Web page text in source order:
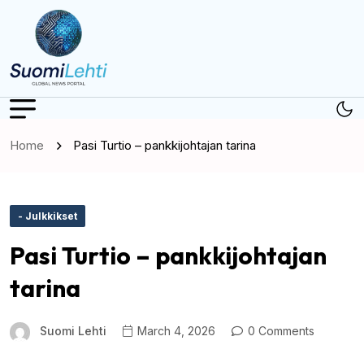
Home Pasi Turtio – pankkijohtajan tarina
- Julkkikset
Pasi Turtio – pankkijohtajan
tarina
Suomi Lehti March 4, 2026
0 Comments